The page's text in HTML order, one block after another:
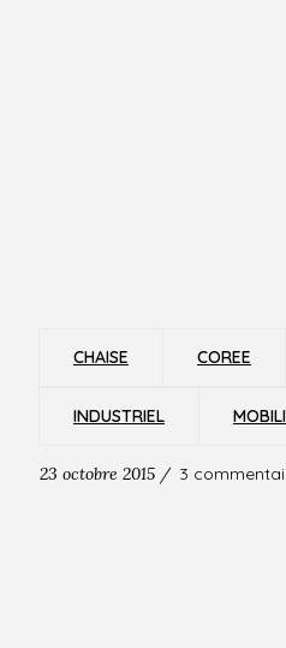
CHAISE COREE
INDUSTRIEL
23 octobre 2015 / 3